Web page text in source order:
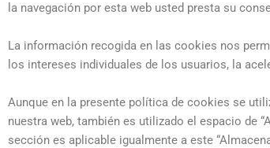
la navegación por esta web usted presta su
La información recogida en las cookies nos
los intereses individuales de los usuarios, la
Aunque en la presente política de cookies se
nuestra web, también es utilizado el espacio de
sección es aplicable igualmente a este